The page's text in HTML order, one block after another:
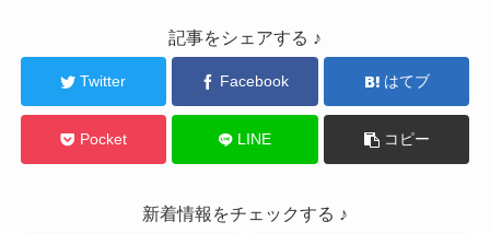
記事をシェアする ♪
Twitter Facebook はてブ
Pocket LINE コピー
新着情報をチェックする ♪